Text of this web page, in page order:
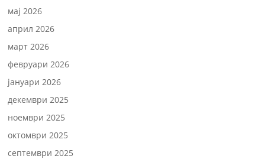
мај 2026
април 2026
март 2026
февруари 2026
јануари 2026
декември 2025
ноември 2025
октомври 2025
септември 2025